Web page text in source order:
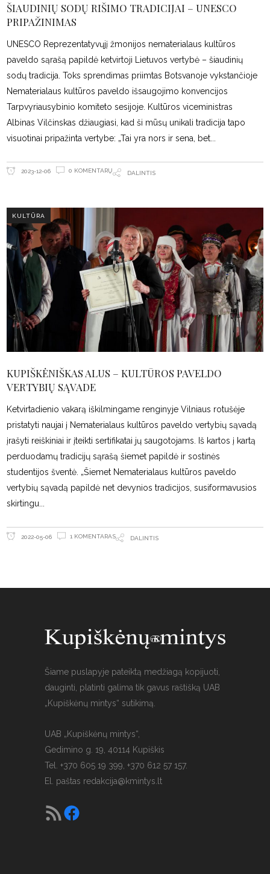
ŠIAUDINIŲ SODŲ RIŠIMO TRADICIJAI – UNESCO
PRIPAŽINIMAS
UNESCO Reprezentatyvųjį žmonijos nematerialaus kultūros
paveldo sąrašą papildė ketvirtoji Lietuvos vertybė – šiaudinių
sodų tradicija. Toks sprendimas priimtas Botsvanoje vykstančioje
Nematerialaus kultūros paveldo išsaugojimo konvencijos
Tarpvyriausybinio komiteto sesijoje. Kultūros viceministras
Albinas Vilčinskas džiaugiasi, kad ši mūsų unikali tradicija tapo
visuotinai pripažinta vertybe: „Tai yra nors ir sena, bet
2023-12-06 0 KOMENTARŲ DALINTIS
KULTŪRA
KUPIŠKĖNIŠKAS ALUS – KULTŪROS PAVELDO
VERTYBIŲ SĄVADE
Ketvirtadienio vakarą iškilmingame renginyje Vilniaus rotušėje
pristatyti naujai į Nematerialaus kultūros paveldo vertybių sąvadą
įrašyti reiškiniai ir įteikti sertifikatai jų saugotojams. Iš kartos į kartą
perduodamų tradicijų sąrašą šiemet papildė ir sostinės
studentijos šventė. „Šiemet Nematerialaus kultūros paveldo
vertybių sąvadą papildė net devynios tradicijos, susiformavusios
skirtingu
2022-05-06 1 KOMENTARAS DALINTIS
Šiame puslapyje pateiktą medžiagą kopijuoti,
dauginti, platinti galima tik gavus raštišką UAB
„Kupiškėnų mintys“ sutikimą.
UAB „Kupiškėnų mintys“,
Gedimino g. 19, 40114 Kupiškis
Tel. +370 605 19 399, +370 612 57 157.
El. paštas redakcija@kmintys.lt